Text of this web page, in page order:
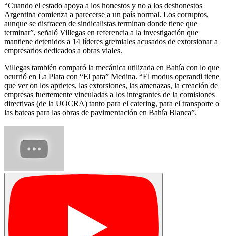
“Cuando el estado apoya a los honestos y no a los deshonestos
Argentina comienza a parecerse a un país normal. Los corruptos,
aunque se disfracen de sindicalistas terminan donde tiene que
terminar”, señaló Villegas en referencia a la investigación que
mantiene detenidos a 14 líderes gremiales acusados de extorsionar a
empresarios dedicados a obras viales.
Villegas también comparó la mecánica utilizada en Bahía con lo que
ocurrió en La Plata con “El pata” Medina. “El modus operandi tiene
que ver on los aprietes, las extorsiones, las amenazas, la creación de
empresas fuertemente vinculadas a los integrantes de la comisiones
directivas (de la UOCRA) tanto para el catering, para el transporte o
las bateas para las obras de pavimentación en Bahía Blanca”.